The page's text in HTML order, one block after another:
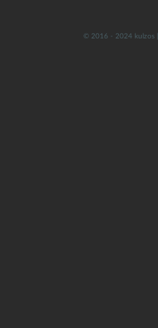
© 2016 - 2024 kulzos |